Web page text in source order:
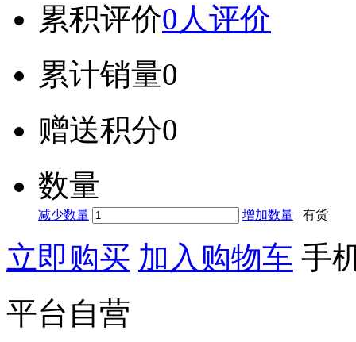
累积评价0人评价
累计销量0
赠送积分0
数量
减少数量 增加数量 有货
立即购买 加入购物车 手
平台自营